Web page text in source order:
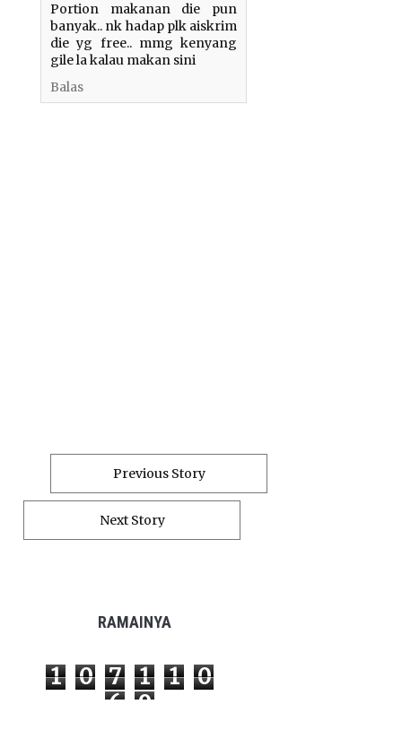
Portion makanan die pun
banyak.. nk hadap plk aiskrim
die yg free.. mmg kenyang
gile la kalau makan sini
Balas
Previous Story
Next Story
RAMAINYA
1 0 7 1 1
0
6
9